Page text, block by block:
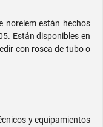
norelem están hechos
Están disponibles en
con rosca de tubo o
y equipamientos